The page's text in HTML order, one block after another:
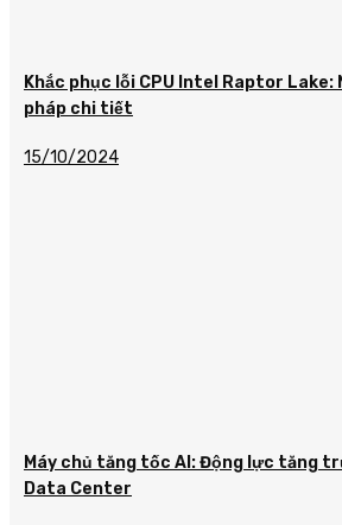
Khắc phục lỗi CPU Intel Raptor Lake:
pháp chi tiết
15/10/2024
Máy chủ tăng tốc AI: Động lực tăng
Data Center